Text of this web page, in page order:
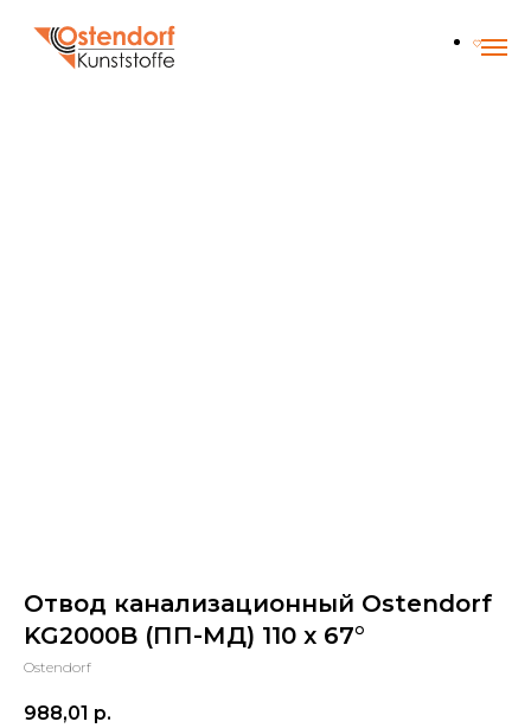
Отвод канализационный Ostendorf
KG2000B (ПП-МД) 110 x 67°
Ostendorf
988,01 р.